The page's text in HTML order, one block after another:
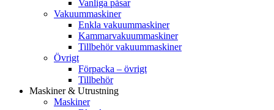
Vanliga påsar
Vakuummaskiner
Enkla vakuummaskiner
Kammarvakuummaskiner
Tillbehör vakuummaskiner
Övrigt
Förpacka – övrigt
Tillbehör
Maskiner & Utrustning
Maskiner